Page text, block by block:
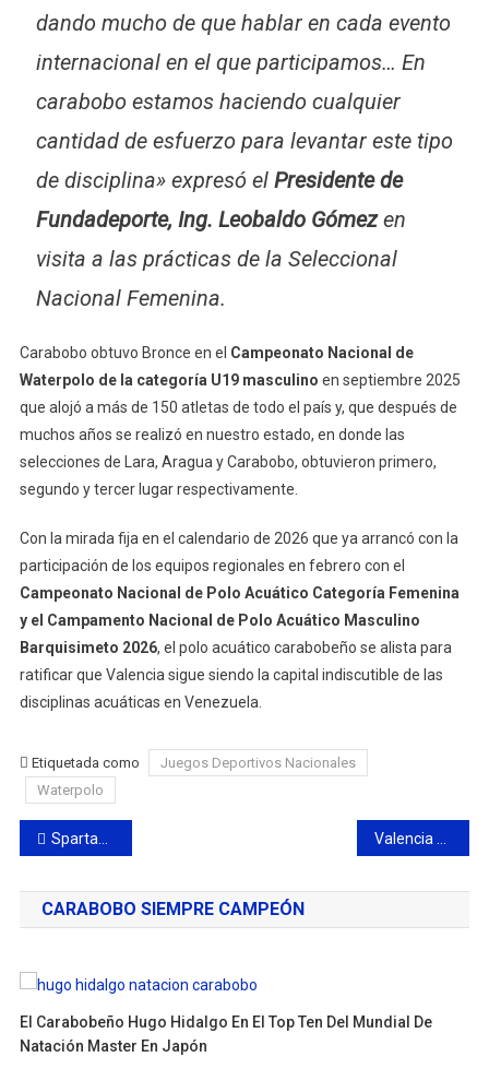
dando mucho de que hablar en cada evento
internacional en el que participamos… En
carabobo estamos haciendo cualquier
cantidad de esfuerzo para levantar este tipo
de disciplina» expresó el Presidente de
Fundadeporte, Ing. Leobaldo Gómezen
visita a las prácticas de la Seleccional
Nacional Femenina.
Carabobo obtuvo Bronce en el Campeonato Nacional de
Waterpolo de la categoría U19 masculino en septiembre 2025
que alojó a más de 150 atletas de todo el país y, que después de
muchos años se realizó en nuestro estado, en donde las
selecciones de Lara, Aragua y Carabobo, obtuvieron primero,
segundo y tercer lugar respectivamente.
Con la mirada fija en el calendario de 2026 que ya arrancó con la
participación de los equipos regionales en febrero con el
Campeonato Nacional de Polo Acuático Categoría Femenina
y el Campamento Nacional de Polo Acuático Masculino
Barquisimeto 2026, el polo acuático carabobeño se alista para
ratificar que Valencia sigue siendo la capital indiscutible de las
disciplinas acuáticas en Venezuela.
Etiquetada como
Juegos Deportivos Nacionales
Waterpolo
Navegación
de
entradas
Spartanos de Carabobo ganador del II Campeonato Nacional de Aguas Abiertas 2026
CARABOBO SIEMPRE CAMPEÓN
El Carabobeño Hugo Hidalgo En El Top Ten Del Mundial De
Natación Master En Japón